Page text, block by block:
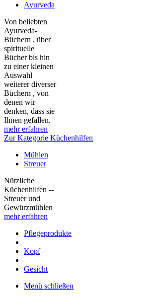
Ayurveda
Von beliebten
Ayurveda-
Büchern , über
spirituelle
Bücher bis hin
zu einer kleinen
Auswahl
weiterer diverser
Büchern , von
denen wir
denken, dass sie
Ihnen gefallen.
mehr erfahren
Zur Kategorie Küchenhilfen
Mühlen
Streuer
Nützliche
Küchenhilfen --
Streuer und
Gewürzmühlen
mehr erfahren
Pflegeprodukte
Kopf
Gesicht
Menü schließen